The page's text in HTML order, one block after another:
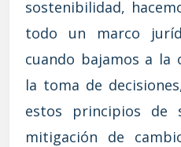
sostenibilidad,
todo un marco
cuando bajamos a la
la toma de
estos principios de
mitigación de